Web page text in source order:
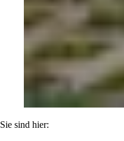
Sie sind hier: